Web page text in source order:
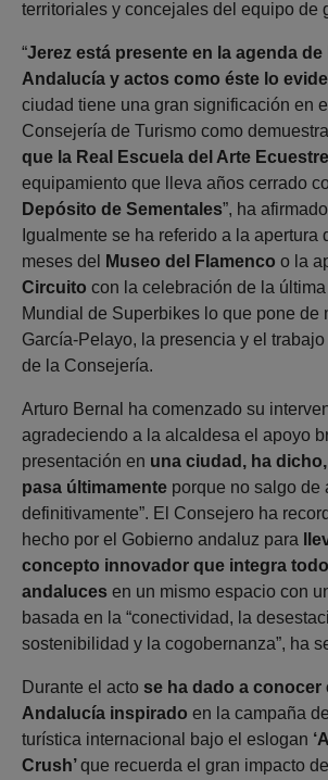
territoriales y concejales del equipo de
“Jerez está presente en la agenda de
Andalucía y actos como éste lo
ciudad tiene una gran significación en
Consejería de Turismo como demuestra
que la Real Escuela del Arte Ecuestre
equipamiento que lleva años cerrado
Depósito de Sementales”, ha
Igualmente se ha referido a la apertura
meses del
Museo del Flamenco o la
Circuito con la celebración de la última
Mundial de Superbikes lo que pone de
García-Pelayo, la presencia y el
de la Consejería.
Arturo Bernal ha comenzado su
agradeciendo a la alcaldesa el apoyo
presentación en una ciudad, ha
pasa últimamente porque no salgo de
definitivamente”. El Consejero ha
hecho por el Gobierno andaluz para
concepto innovador que integra
andaluces en un mismo espacio con
basada en la “conectividad, la
sostenibilidad y la cogobernanza”, ha
Durante el acto se ha dado a conocer
Andalucía inspirado en la campaña
turística internacional bajo el eslogan
Crush’que recuerda el gran impacto de